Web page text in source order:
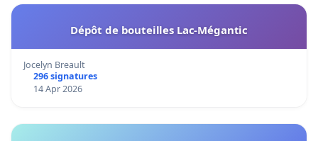
Dépôt de bouteilles Lac-Mégantic
Jocelyn Breault
296 signatures
14 Apr 2026